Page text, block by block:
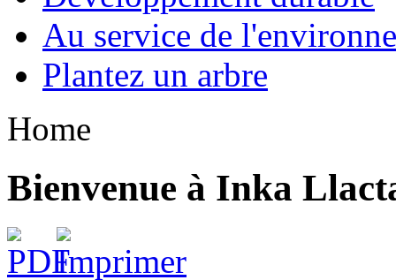
Au service de
Plantez un arbre
Home
Bienvenue à Inka